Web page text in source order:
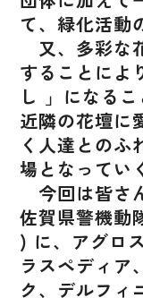
て、緑化活動
又、多彩な
することによ
し 」になる
近隣の花壇に
く人達とのふ
場となってい
今回は皆さ
佐賀県警機動
) に、アグロ
ラスペディア
ク、デルフィ